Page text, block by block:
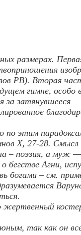
размерах.
РВ). Вторая
гимне,
за затянувшееся
по этим
X, 27-28.
– поэзия, а муж
Агни,
богами – см.
так как он